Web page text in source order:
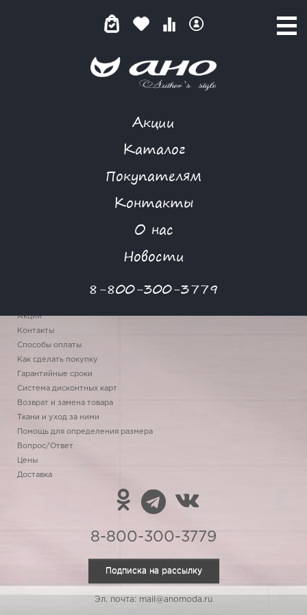
Акции
Каталог
Покупателям
Контакты
О нас
Новости
8-800-300-3779
КОМБИДРЕСС
Акции
Контакты
Способы оплаты
Как сделать покупку
Гарантийные сроки
Система дисконтных карт
Возврат и замена товара
Ткани и уход за ними
Помощь для определения размера
Вопрос/Ответ
Цены
Доставка
8-800-300-3779
Подписка на рассылку
Эл. почта: mail@anomoda.ru